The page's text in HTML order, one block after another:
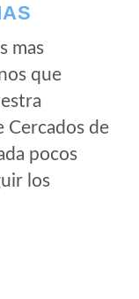
mas
que
Cercados de
pocos
los